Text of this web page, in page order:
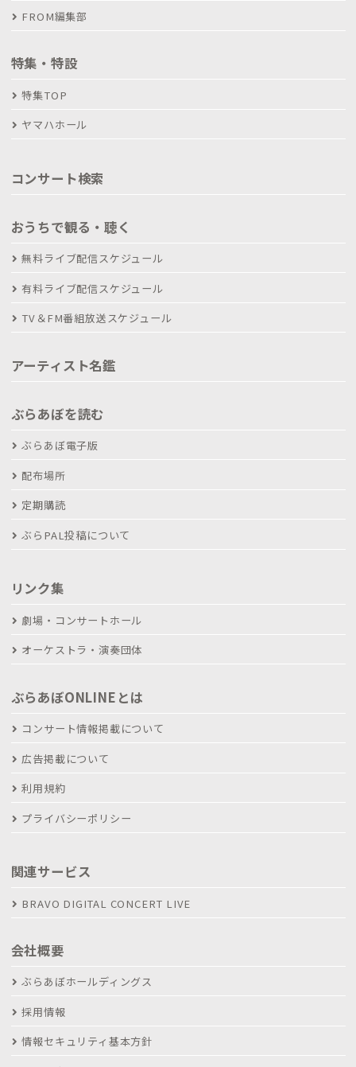
FROM編集部
特集・特設
特集TOP
ヤマハホール
コンサート検索
おうちで観る・聴く
無料ライブ配信スケジュール
有料ライブ配信スケジュール
TV＆FM番組放送スケジュール
アーティスト名鑑
ぶらあぼを読む
ぶらあぼ電子版
配布場所
定期購読
ぶらPAL投稿について
リンク集
劇場・コンサートホール
オーケストラ・演奏団体
ぶらあぼONLINEとは
コンサート情報掲載について
広告掲載について
利用規約
プライバシーポリシー
関連サービス
BRAVO DIGITAL CONCERT LIVE
会社概要
ぶらあぼホールディングス
採用情報
情報セキュリティ基本方針